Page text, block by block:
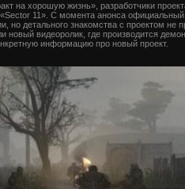
на хорошую жизнь», разработчики
11». С момента анонса
но детального знакомства с проектом не
новый видеоролик, где производится
информацию про новый проект.